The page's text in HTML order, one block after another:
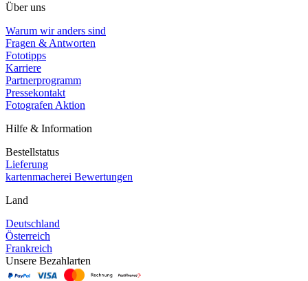
Über uns
Warum wir anders sind
Fragen & Antworten
Fototipps
Karriere
Partnerprogramm
Pressekontakt
Fotografen Aktion
Hilfe & Information
Bestellstatus
Lieferung
kartenmacherei Bewertungen
Land
Deutschland
Österreich
Frankreich
Unsere Bezahlarten